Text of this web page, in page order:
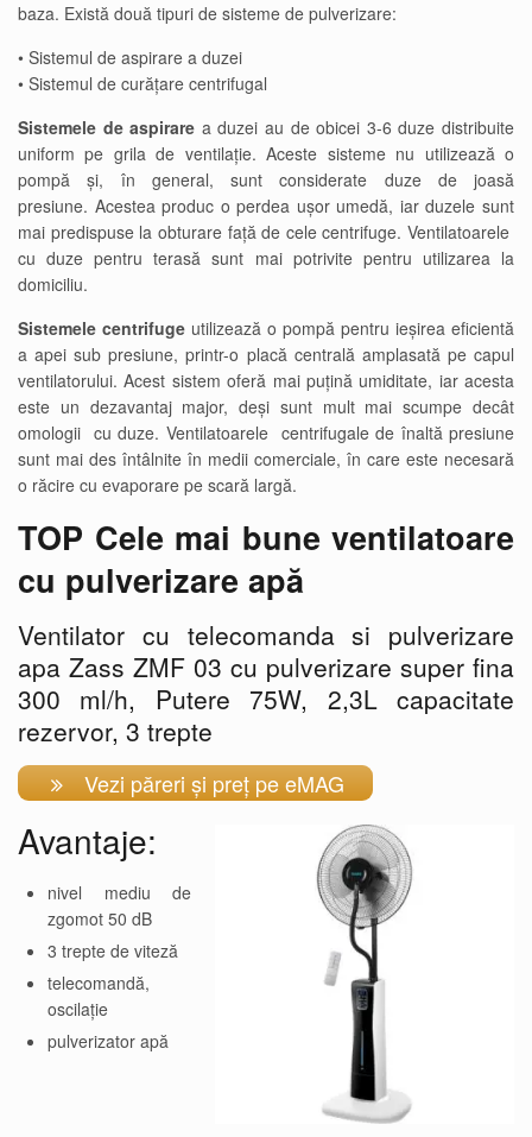
baza. Există două tipuri de sisteme de pulverizare:
• Sistemul de aspirare a duzei
• Sistemul de curățare centrifugal
Sistemele de aspirare a duzei au de obicei 3-6 duze distribuite
uniform pe grila de ventilație. Aceste sisteme nu utilizează o
pompă și, în general, sunt considerate duze de joasă
presiune. Acestea produc o perdea ușor umedă, iar duzele sunt
mai predispuse la obturare față de cele centrifuge. Ventilatoarele
cu duze pentru terasă sunt mai potrivite pentru utilizarea la
domiciliu.
Sistemele centrifuge utilizează o pompă pentru ieșirea eficientă
a apei sub presiune, printr-o placă centrală amplasată pe capul
ventilatorului. Acest sistem oferă mai puțină umiditate, iar acesta
este un dezavantaj major, deși sunt mult mai scumpe decât
omologii cu duze. Ventilatoarele centrifugale de înaltă presiune
sunt mai des întâlnite în medii comerciale, în care este necesară
o răcire cu evaporare pe scară largă.
TOP Cele mai bune ventilatoare
cu pulverizare apă
Ventilator cu telecomanda si pulverizare
apa Zass ZMF 03 cu pulverizare super fina
300 ml/h, Putere 75W, 2,3L capacitate
rezervor, 3 trepte
Vezi păreri și preț pe eMAG
Avantaje:
nivel mediu de
zgomot 50 dB
3 trepte de viteză
telecomandă,
oscilație
pulverizator apă